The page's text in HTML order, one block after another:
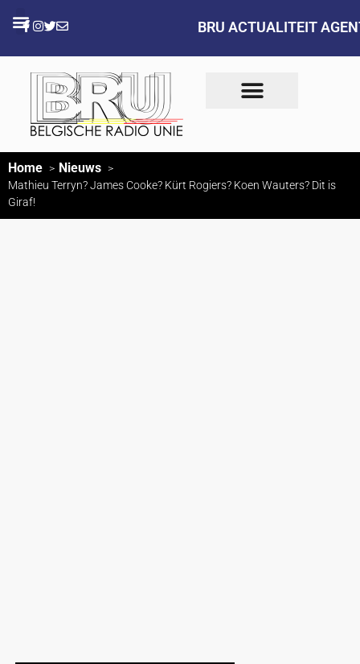
BRU ACTUALITEIT
Home Nieuws
Mathieu Terryn? James Cooke? Kürt Rogiers? Koen Wauters? Dit is
Giraf!